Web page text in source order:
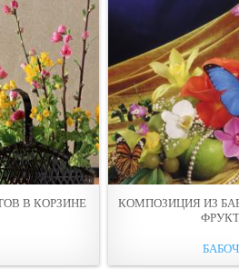
В КОРЗИНЕ
КОМПОЗИЦИЯ ИЗ